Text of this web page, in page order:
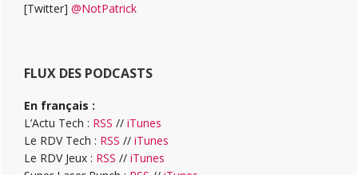
[Twitter] @NotPatrick
FLUX DES PODCASTS
En français :
L’Actu Tech : RSS // iTunes
Le RDV Tech : RSS // iTunes
Le RDV Jeux : RSS // iTunes